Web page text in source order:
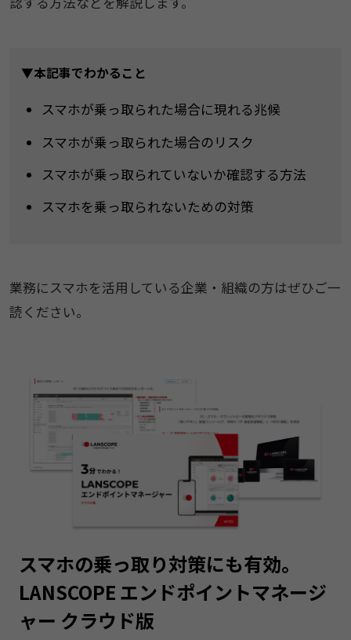
▼本記事でわかること
スマホが乗っ取られた場合に現れる兆候
スマホが乗っ取られた場合のリスク
スマホが乗っ取られていないか確認する方法
スマホを乗っ取られないための対策
業務にスマホを活用している企業・組織の方はぜひご一
読ください。
スマホの乗っ取り対策にも有効。
LANSCOPE エンドポイントマネージ
ャー クラウド版